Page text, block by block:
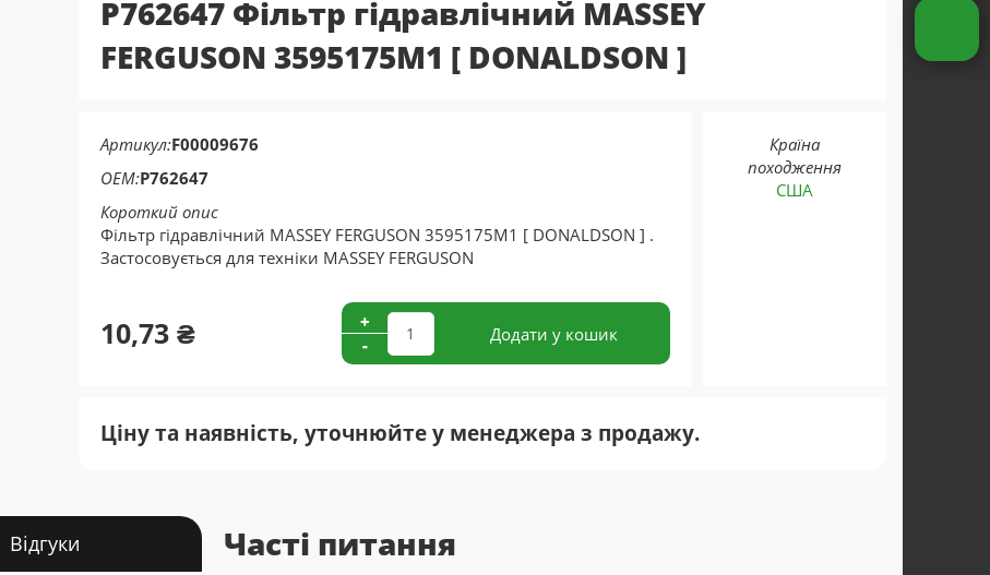
P762647 Фільтр гідравлічний MASSEY
FERGUSON 3595175M1 [ DONALDSON ]
Артикул F00009676
OEM P762647
Короткий опис
Фільтр гідравлічний MASSEY FERGUSON 3595175M1 [ DONALDSON ] .
Застосовується для техніки MASSEY FERGUSON
10,73 ₴
+
-
Додати у кошик
Країна
походження
США
Ціну та наявність, уточнюйте у менеджера з продажу.
Відгуки Часті питання